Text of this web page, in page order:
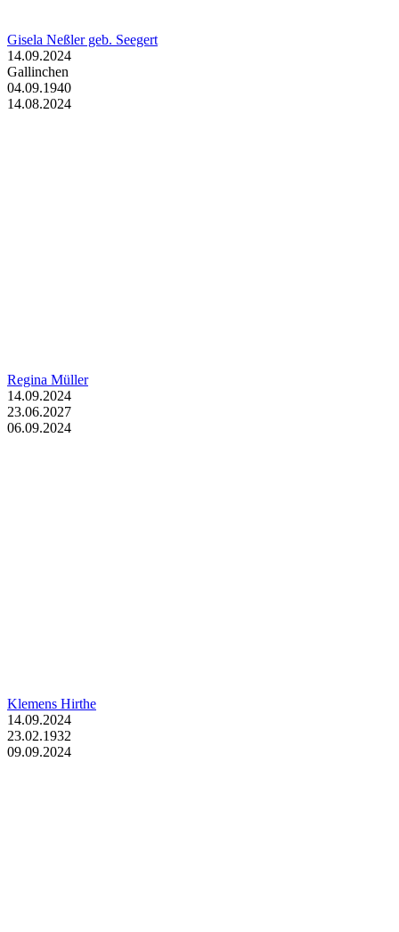
Gisela Neßler geb. Seegert
14.09.2024
Gallinchen
04.09.1940
14.08.2024
Regina Müller
14.09.2024
23.06.2027
06.09.2024
Klemens Hirthe
14.09.2024
23.02.1932
09.09.2024